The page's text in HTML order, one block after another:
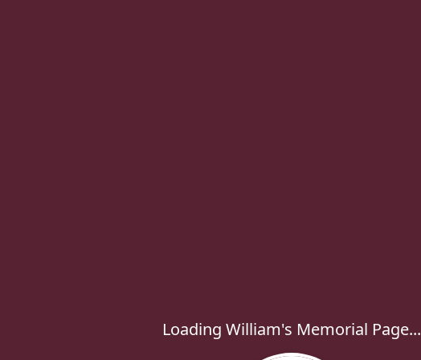
Loading William's Memorial Page...